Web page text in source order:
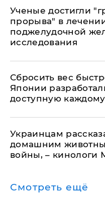
Ученые достигли
прорыва" в
поджелудочной
исследования
Сбросить вес
Японии
доступную каждому
Украинцам
домашним
войны, – кинологи
Смотреть ещё